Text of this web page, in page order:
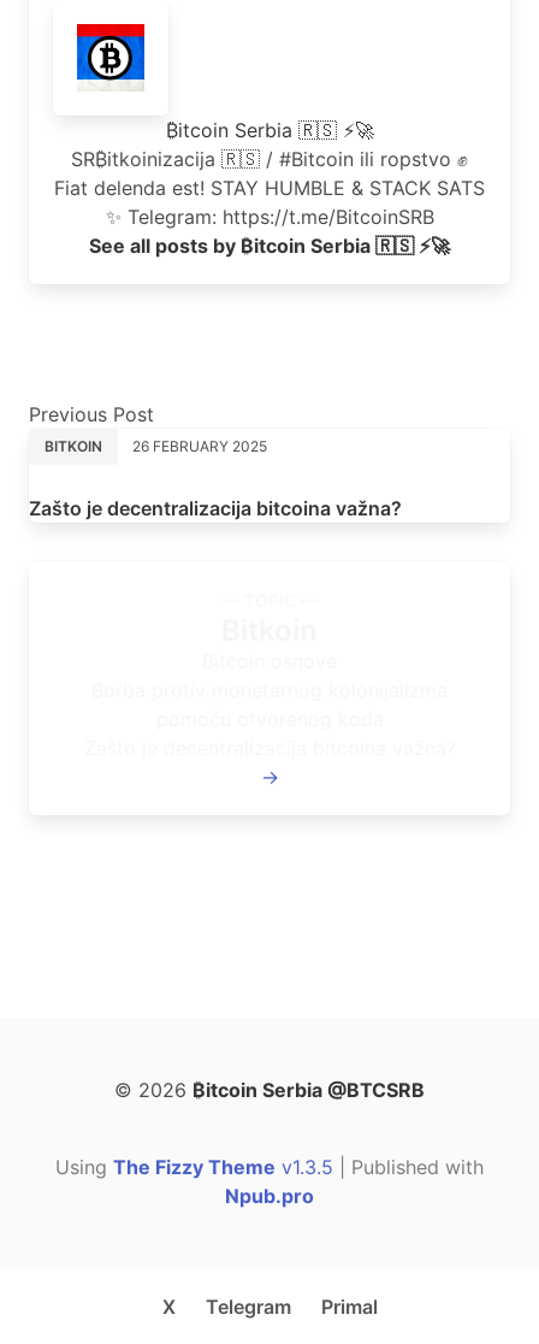
₿itcoin Serbia 🇷🇸 ⚡🚀
SR₿itkoinizacija 🇷🇸 / #Bitcoin ili ropstvo ✊
Fiat delenda est! STAY HUMBLE & STACK SATS
✨ Telegram: https://t.me/BitcoinSRB
See all posts by ₿itcoin Serbia 🇷🇸 ⚡🚀
Previous Post
BITKOIN 26 FEBRUARY 2025
Zašto je decentralizacija bitcoina važna?
→
© 2026 ₿itcoin Serbia @BTCSRB
Using The Fizzy Theme v1.3.5 | Published with
Npub.pro
X Telegram Primal